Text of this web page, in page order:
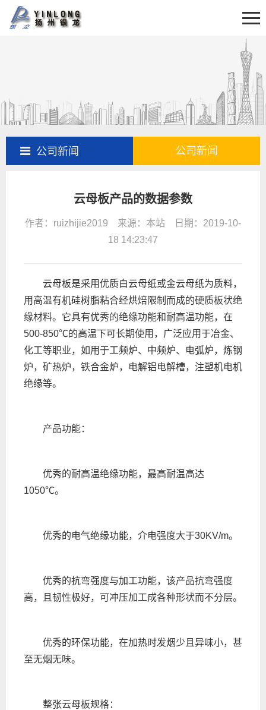
产品百科
联系我们
公司新闻 公司新闻
云母板产品的数据参数
作者：ruizhijie2019 来源：本站 日期：2019-10-
18 14:23:47
云母板是采用优质白云母纸或金云母纸为质料，
用高温有机硅树脂粘合经烘焙限制而成的硬质板状绝
缘材料。它具有优秀的绝缘功能和耐高温功能，在
500-850℃的高温下可长期使用，广泛应用于冶金、
化工等职业，如用于工频炉、中频炉、电弧炉，炼钢
炉，矿热炉，铁合金炉，电解铝电解槽，注塑机电机
绝缘等。
产品功能：
优秀的耐高温绝缘功能，最高耐温高达
1050℃。
优秀的电气绝缘功能，介电强度大于30KV/m。
优秀的抗弯强度与加工功能，该产品抗弯强度
高，且韧性极好，可冲压加工成各种形状而不分层。
优秀的环保功能，在加热时发烟少且异味小，甚
至无烟无味。
整张云母板规格：